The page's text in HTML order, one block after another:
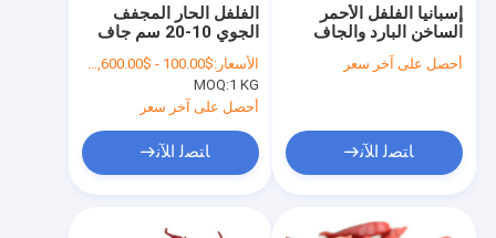
الفلفل الحار المجفف
الجوي 10-20 سم جاف
مع الجذع
الأسعار:$100.00 - $2,600.00/Metric Tons
MOQ:1 KG
أحصل على آخر سعر
ﺎﺘﺼﻟ ﺍﻶﻧ
إسبانيا الفلفل الأحمر
الساخن البارد والجاف
التخزين
أحصل على آخر سعر
ﺎﺘﺼﻟ ﺍﻶﻧ